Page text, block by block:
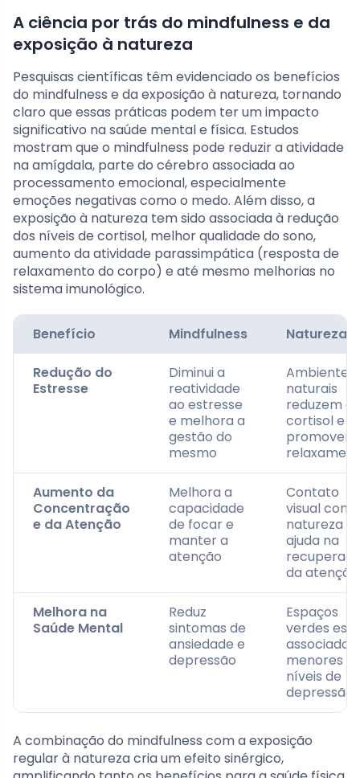
A ciência por trás do mindfulness e da
exposição à natureza
Pesquisas científicas têm evidenciado os benefícios
do mindfulness e da exposição à natureza, tornando
claro que essas práticas podem ter um impacto
significativo na saúde mental e física. Estudos
mostram que o mindfulness pode reduzir a atividade
na amígdala, parte do cérebro associada ao
processamento emocional, especialmente
emoções negativas como o medo. Além disso, a
exposição à natureza tem sido associada à redução
dos níveis de cortisol, melhor qualidade do sono,
aumento da atividade parassimpática (resposta de
relaxamento do corpo) e até mesmo melhorias no
sistema imunológico.
Benefício Mindfulness Natureza
Redução do
Estresse
Diminui a
reatividade
ao estresse
e melhora a
gestão do
mesmo
Ambientes
naturais
reduzem o
cortisol e
promovem
Aumento da
Concentração
e da Atenção
Melhora a
capacidade
de focar e
manter a
atenção
Contato
visual com
natureza
ajuda na
da atenção
Melhora na
Saúde Mental
Reduz
sintomas de
ansiedade e
depressão
Espaços
verdes
associados
menores
níveis de
depressão
A combinação do mindfulness com a exposição
regular à natureza cria um efeito sinérgico,